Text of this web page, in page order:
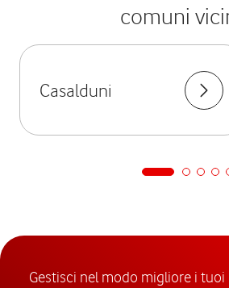
comuni
Casalduni
Gestisci nel modo migliore i